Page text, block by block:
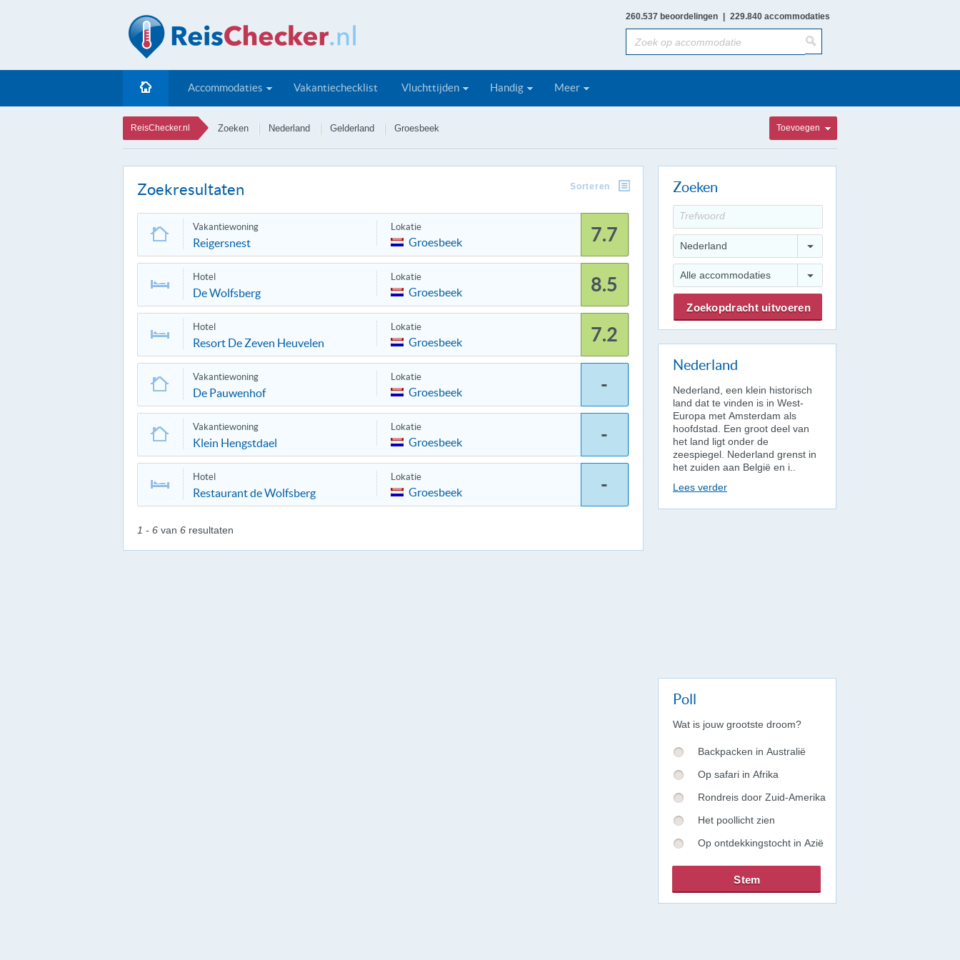
260.537 beoordelingen 229.840 accommodaties
Accommodaties Vakantiechecklist Vluchttijden Handig Meer
ReisChecker.nl Zoeken Nederland Gelderland Groesbeek Toevoegen
Zoekresultaten Sorteren
Vakantiewoning
Reigersnest
Lokatie
Groesbeek 7.7
Hotel
De Wolfsberg
Lokatie
Groesbeek 8.5
Hotel
Resort De Zeven Heuvelen
Lokatie
Groesbeek 7.2
Vakantiewoning
De Pauwenhof
Lokatie
Groesbeek -
Vakantiewoning
Klein Hengstdael
Lokatie
Groesbeek -
Hotel
Restaurant de Wolfsberg
Lokatie
Groesbeek -
1 - 6 van 6 resultaten
Zoeken
Nederland
Alle accommodaties
Nederland
Nederland, een klein historisch
land dat te vinden is in West-
Europa met Amsterdam als
hoofdstad. Een groot deel van
het land ligt onder de
zeespiegel. Nederland grenst in
het zuiden aan België en i..
Lees verder
Poll
Wat is jouw grootste droom?
Backpacken in Australië
Op safari in Afrika
Rondreis door Zuid-Amerika
Het poollicht zien
Op ontdekkingstocht in Azië